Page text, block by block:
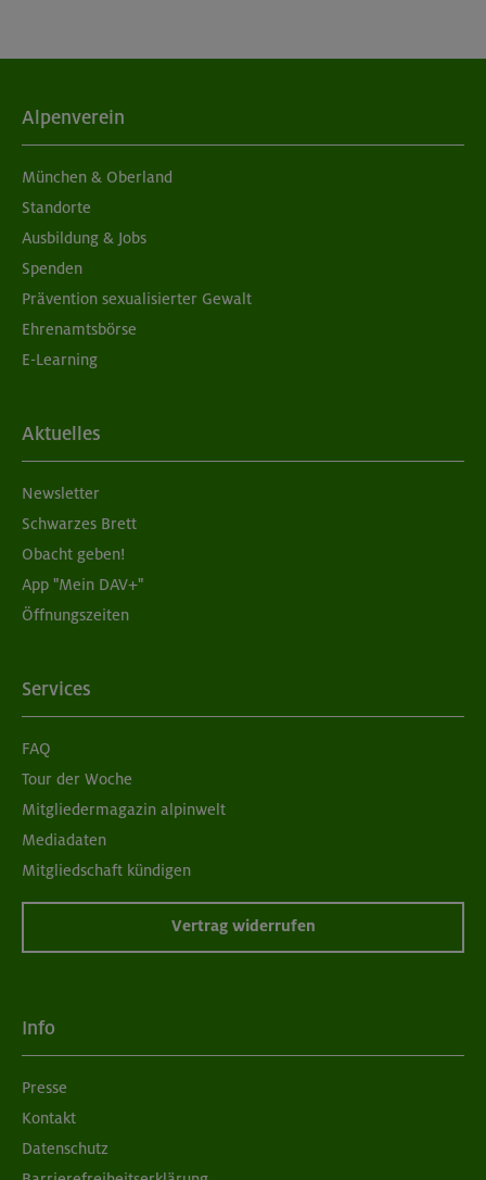
Alpenverein
München & Oberland
Standorte
Ausbildung & Jobs
Spenden
Prävention sexualisierter Gewalt
Ehrenamtsbörse
E-Learning
Aktuelles
Newsletter
Schwarzes Brett
Obacht geben!
App "Mein DAV+"
Öffnungszeiten
Services
FAQ
Tour der Woche
Mitgliedermagazin alpinwelt
Mediadaten
Mitgliedschaft kündigen
Vertrag widerrufen
Info
Presse
Kontakt
Datenschutz